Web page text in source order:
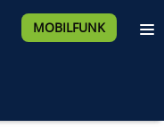
MOBILFUNK